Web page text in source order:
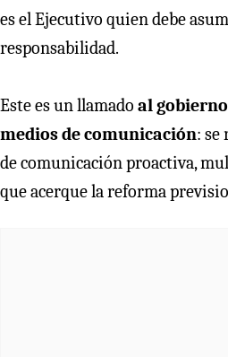
es el Ejecutivo quien debe
responsabilidad.
Este es un llamado al
medios de comunicación: se
de comunicación proactiva,
que acerque la reforma